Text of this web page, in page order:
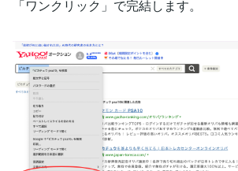
「ワンクリック」で完結します。